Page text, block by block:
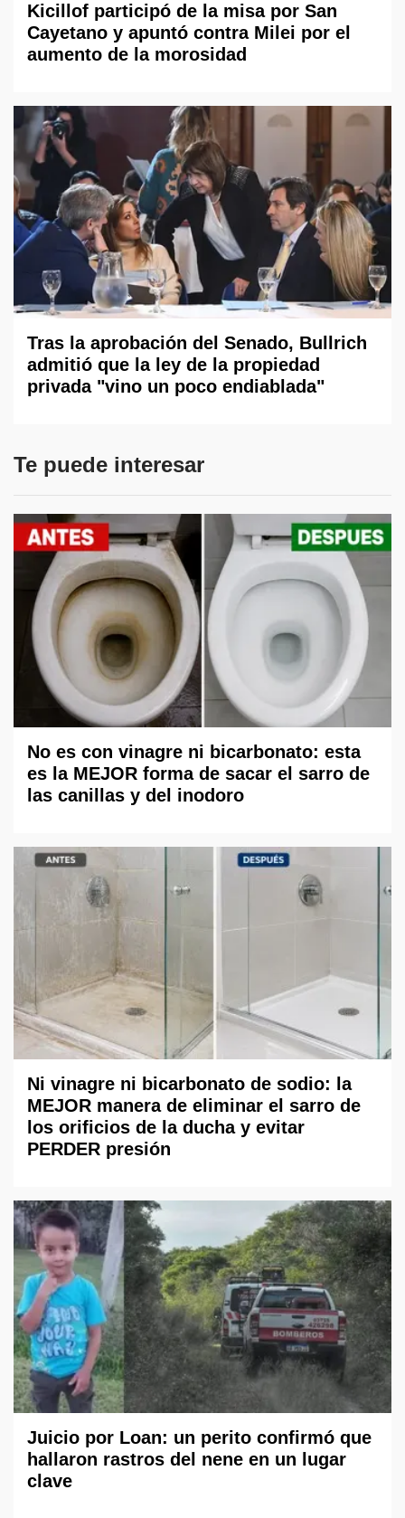
Kicillof participó de la misa por San
Cayetano y apuntó contra Milei por el
aumento de la morosidad
Tras la aprobación del Senado, Bullrich
admitió que la ley de la propiedad
privada "vino un poco endiablada"
Te puede interesar
No es con vinagre ni bicarbonato: esta
es la MEJOR forma de sacar el sarro de
las canillas y del inodoro
Ni vinagre ni bicarbonato de sodio: la
MEJOR manera de eliminar el sarro de
los orificios de la ducha y evitar
PERDER presión
Juicio por Loan: un perito confirmó que
hallaron rastros del nene en un lugar
clave